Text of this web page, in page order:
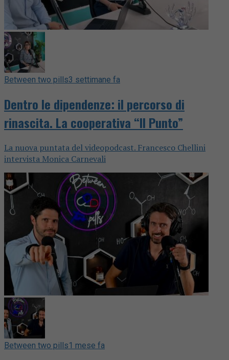
Between two pills3 settimane fa
Dentro le dipendenze: il percorso di
rinascita. La cooperativa “Il Punto”
La nuova puntata del videopodcast. Francesco Chellini
intervista Monica Carnevali
Between two pills1 mese fa